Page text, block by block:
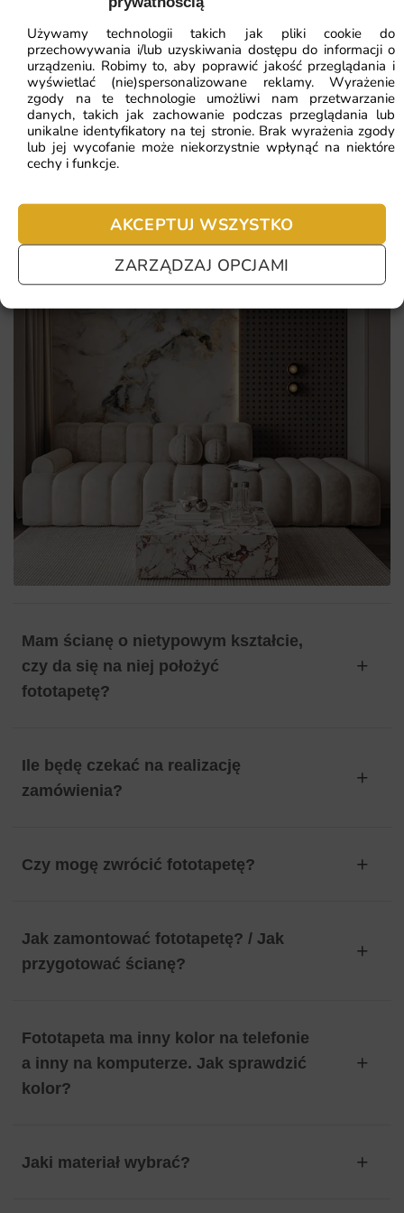
Używamy technologii takich jak pliki cookie do
przechowywania i/lub uzyskiwania dostępu do informacji o
urządzeniu. Robimy to, aby poprawić jakość przeglądania i
wyświetlać (nie)spersonalizowane reklamy. Wyrażenie
zgody na te technologie umożliwi nam przetwarzanie
danych, takich jak zachowanie podczas przeglądania lub
unikalne identyfikatory na tej stronie. Brak wyrażenia zgody
lub jej wycofanie może niekorzystnie wpłynąć na niektóre
cechy i funkcje.
AKCEPTUJ WSZYSTKO
ZARZĄDZAJ OPCJAMI
Wysokiej jakości materiały gwarantujące trwałość i
odporność na uszkodzenia.
Intensywne kolory i realistyczny wzór, który ożywi każde
wnętrze.
Możliwość zamówienia na wymiar, co pozwala na idealne
dopasowanie do przestrzeni.
odmienić swoje wnętrze.
ZOBACZ WSZYSTKIE
Najczęściej zadawane pytania
Pomagamy i doradzamy przy każdym zakupie. Ale jeżeli
nie chcesz czekać – sprawdź najczęściej zadawane pytania.
Mam ścianę o nietypowym kształcie,
czy da się na niej położyć
fototapetę?
Ile będę czekać na realizację
zamówienia?
Czy mogę zwrócić fototapetę?
Jak zamontować fototapetę? / Jak
przygotować ścianę?
Fototapeta ma inny kolor na telefonie
a inny na komputerze. Jak sprawdzić
kolor?
Jaki materiał wybrać?